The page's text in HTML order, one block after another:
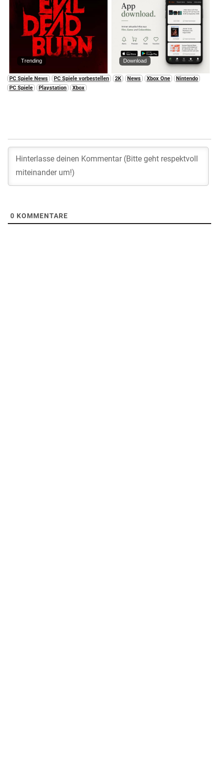
Trending Download
PC Spiele News PC Spiele vorbestellen 2K News Xbox One
Nintendo
PC Spiele
Playstation Xbox
0 KOMMENTARE